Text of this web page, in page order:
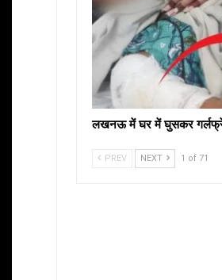
लखनऊ में घर में घुसकर गर्लफ्रेंड
PREV NEXT 1 of 71